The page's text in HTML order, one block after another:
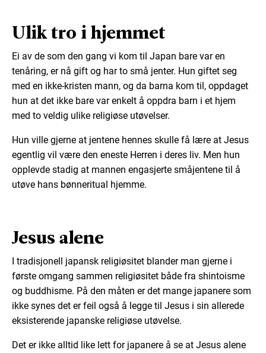
Ulik tro i hjemmet
Ei av de som den gang vi kom til Japan bare var en
tenåring, er nå gift og har to små jenter. Hun giftet seg
med en ikke-kristen mann, og da barna kom til, oppdaget
hun at det ikke bare var enkelt å oppdra barn i et hjem
med to veldig ulike religiøse utøvelser.
Hun ville gjerne at jentene hennes skulle få lære at Jesus
egentlig vil være den eneste Herren i deres liv. Men hun
opplevde stadig at mannen engasjerte småjentene til å
utøve hans bønneritual hjemme.
Jesus alene
I tradisjonell japansk religiøsitet blander man gjerne i
første omgang sammen religiøsitet både fra shintoisme
og buddhisme. På den måten er det mange japanere som
ikke synes det er feil også å legge til Jesus i sin allerede
eksisterende japanske religiøse utøvelse.
Det er ikke alltid like lett for japanere å se at Jesus alene